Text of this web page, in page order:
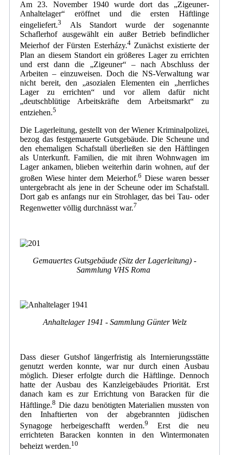
Am 23. November 1940 wurde dort das „Zigeuner-
Anhaltelager“ eröffnet und die ersten Häftlinge
eingeliefert.3
Als Standort wurde der sogenannte
Schaflerhof ausgewählt ein außer Betrieb befindlicher
Meierhof der Fürsten Esterházy.4Zunächst existierte der
Plan an diesem Standort ein größeres Lager zu errichten
und erst dann die „Zigeuner“ – nach Abschluss der
Arbeiten – einzuweisen. Doch die NS-Verwaltung war
nicht bereit, den „asozialen Elementen ein „herrliches
Lager zu errichten“ und vor allem dafür nicht
„deutschblütige Arbeitskräfte dem Arbeitsmarkt“ zu
entziehen.5
Die Lagerleitung, gestellt von der Wiener Kriminalpolizei,
bezog das festgemauerte Gutsgebäude. Die Scheune und
den ehemaligen Schafstall überließen sie den Häftlingen
als Unterkunft. Familien, die mit ihren Wohnwagen im
Lager ankamen, blieben weiterhin darin wohnen, auf der
großen Wiese hinter dem Meierhof.6 Diese waren besser
untergebracht als jene in der Scheune oder im Schafstall.
Dort gab es anfangs nur ein Strohlager, das bei Tau- oder
Regenwetter völlig durchnässt war.7
Gemauertes Gutsgebäude (Sitz der Lagerleitung) -
Sammlung VHS Roma
Anhaltelager 1941 - Sammlung Günter Welz
Dass dieser Gutshof längerfristig als Internierungsstätte
genutzt werden konnte, war nur durch einen Ausbau
möglich. Dieser erfolgte durch die Häftlinge. Dennoch
hatte der Ausbau des Kanzleigebäudes Priorität. Erst
danach kam es zur Errichtung von Baracken für die
Häftlinge.8 Die dazu benötigten Materialien mussten von
den Inhaftierten von der abgebrannten jüdischen
Synagoge herbeigeschafft werden.9
Erst die neu
errichteten Baracken konnten in den Wintermonaten
beheizt werden.10